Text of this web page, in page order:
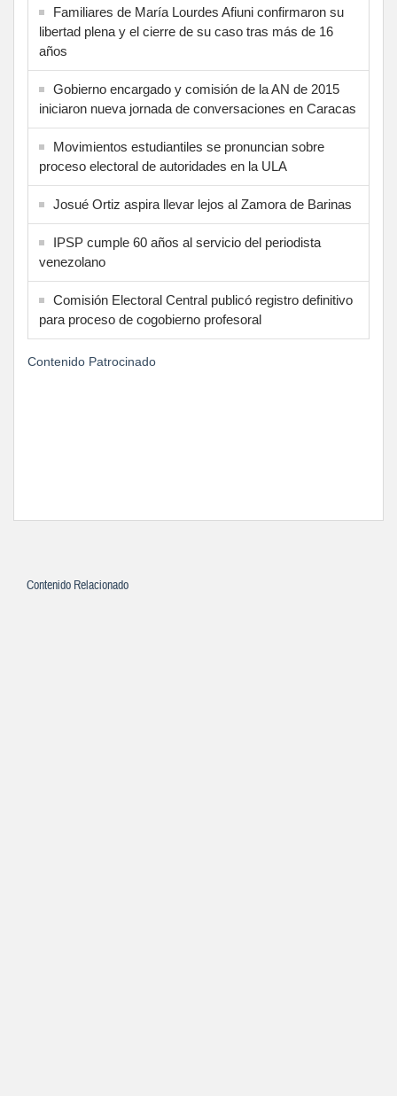
Familiares de María Lourdes Afiuni confirmaron su
libertad plena y el cierre de su caso tras más de 16
años
Gobierno encargado y comisión de la AN de 2015
iniciaron nueva jornada de conversaciones en Caracas
Movimientos estudiantiles se pronuncian sobre
proceso electoral de autoridades en la ULA
Josué Ortiz aspira llevar lejos al Zamora de Barinas
IPSP cumple 60 años al servicio del periodista
venezolano
Comisión Electoral Central publicó registro definitivo
para proceso de cogobierno profesoral
Contenido Patrocinado
Contenido Relacionado